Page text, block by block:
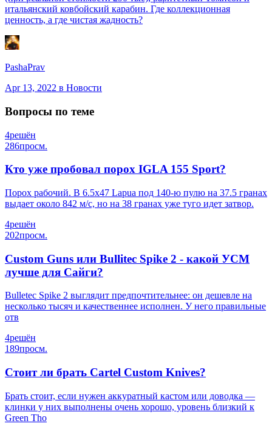
итальянский ковбойский карабин. Где коллекционная
ценность, а где чистая жадность?
PashaPrav
Apr 13, 2022 в Новости
Вопросы по теме
4решён
286просм.
Кто уже пробовал порох IGLA 155 Sport?
Порох рабочий. В 6.5х47 Lapua под 140-ю пулю на 37.5 гранах
выдает около 842 м/с, но на 38 гранах уже туго идет затвор.
4решён
202просм.
Custom Guns или Bullitec Spike 2 - какой УСМ
лучше для Сайги?
Bulletec Spike 2 выглядит предпочтительнее: он дешевле на
несколько тысяч и качественнее исполнен. У него правильные
отв
4решён
189просм.
Стоит ли брать Cartel Custom Knives?
Брать стоит, если нужен аккуратный кастом или доводка —
клинки у них выполнены очень хорошо, уровень близкий к
Green Tho